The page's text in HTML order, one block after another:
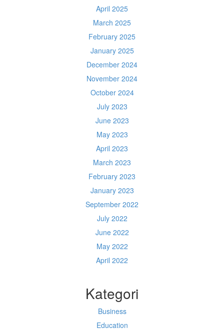
April 2025
March 2025
February 2025
January 2025
December 2024
November 2024
October 2024
July 2023
June 2023
May 2023
April 2023
March 2023
February 2023
January 2023
September 2022
July 2022
June 2022
May 2022
April 2022
Kategori
Business
Education